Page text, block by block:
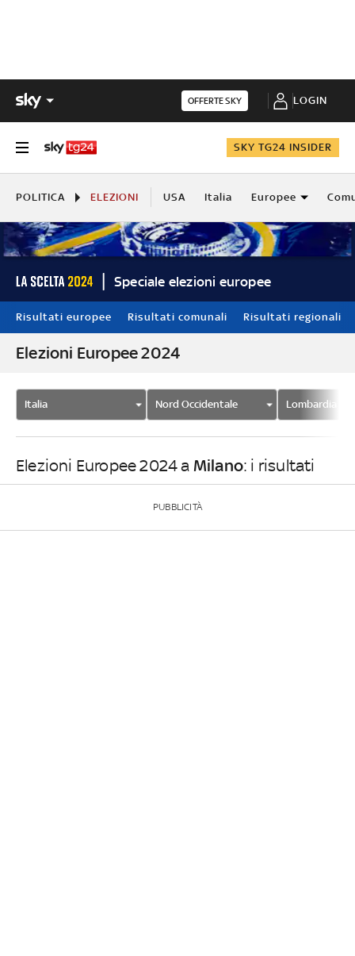
OFFERTE SKY LOGIN
SKY TG24 INSIDER
POLITICA ELEZIONI USA Italia Europee
Speciale elezioni europee
Risultati europee Risultati comunali Risultati regionali
Elezioni Europee 2024
Italia Nord Occidentale Lombardia
Elezioni Europee 2024 a Milano: i risultati
PUBBLICITÀ